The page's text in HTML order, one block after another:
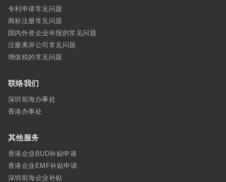
专利申请常见问题
商标注册常见问题
国内外资企业年报的常见问题
注册离岸公司常见问题
增值税的常见问题
联络我们
深圳前海办事处
香港办事处
其他服务
香港企业BUD补贴申请
香港企业EMF补贴申请
深圳前海企业补贴